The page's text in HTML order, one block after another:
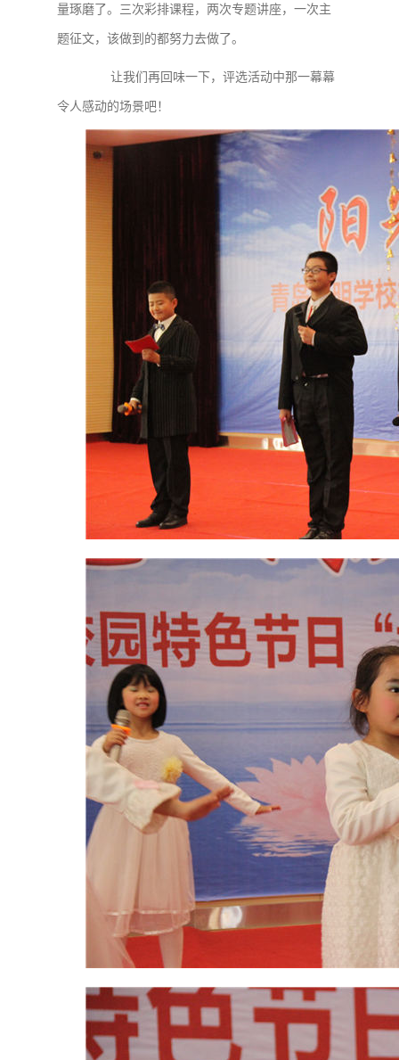
量琢磨了。三次彩排课程，两次专题讲座，一次主
题征文，该做到的都努力去做了。
让我们再回味一下，评选活动中那一幕幕
令人感动的场景吧！